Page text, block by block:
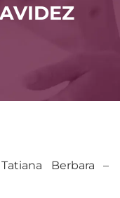
Berbara –